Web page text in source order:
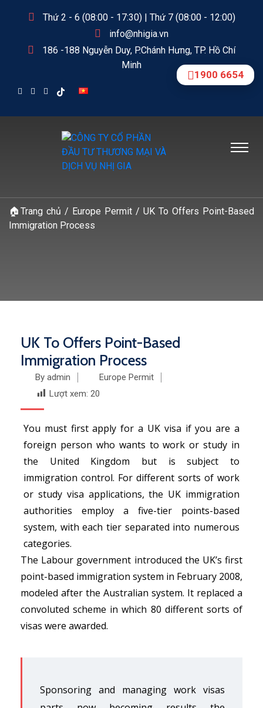
Thứ 2 - 6 (08:00 - 17:30) | Thứ 7 (08:00 - 12:00)
info@nhigia.vn
186 -188 Nguyễn Duy, P.Chánh Hưng, TP. Hồ Chí
Minh
🏠 Trang chủ / Europe Permit / UK To Offers Point-Based
Immigration Process
UK To Offers Point-Based
Immigration Process
By admin
Europe Permit
Lượt xem: 20
You must first apply for a UK visa if you are a
foreign person who wants to work or study in
the United Kingdom but is subject to
immigration control. For different sorts of work
or study visa applications, the UK immigration
authorities employ a five-tier points-based
system, with each tier separated into numerous
categories.
The Labour government introduced the UK’s first
point-based immigration system in February 2008,
modeled after the Australian system. It replaced a
convoluted scheme in which 80 different sorts of
visas were awarded.
Sponsoring and managing work visas
1900 6654